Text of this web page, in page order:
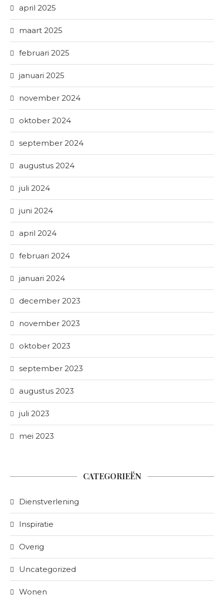
april 2025
maart 2025
februari 2025
januari 2025
november 2024
oktober 2024
september 2024
augustus 2024
juli 2024
juni 2024
april 2024
februari 2024
januari 2024
december 2023
november 2023
oktober 2023
september 2023
augustus 2023
juli 2023
mei 2023
CATEGORIEËN
Dienstverlening
Inspiratie
Overig
Uncategorized
Wonen